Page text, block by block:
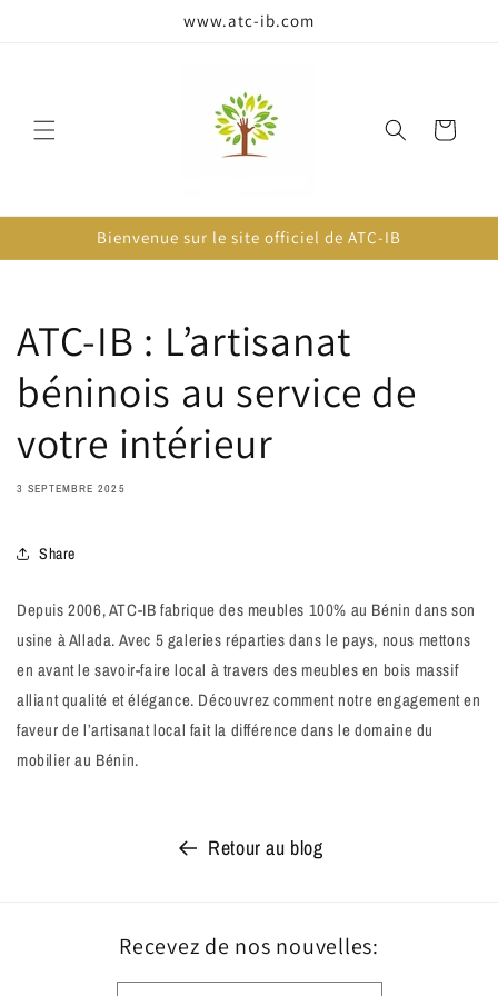
www.atc-ib.com
Panier
Bienvenue sur le site officiel de ATC-IB
ATC-IB : L’artisanat
béninois au service de
votre intérieur
3 SEPTEMBRE 2025
Share
Depuis 2006, ATC-IB fabrique des meubles 100% au Bénin dans son
usine à Allada. Avec 5 galeries réparties dans le pays, nous mettons
en avant le savoir-faire local à travers des meubles en bois massif
alliant qualité et élégance. Découvrez comment notre engagement en
faveur de l’artisanat local fait la différence dans le domaine du
mobilier au Bénin.
Retour au blog
Recevez de nos nouvelles: